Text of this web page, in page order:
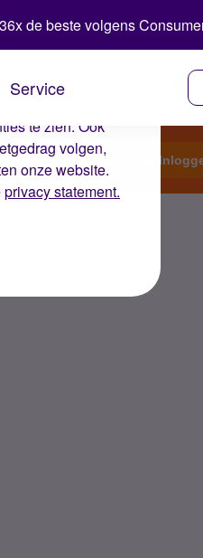
ervaring op de
te zien. Ook
volgen,
onze website.
privacy statement.
36x de beste volgens
Service
Start een topic